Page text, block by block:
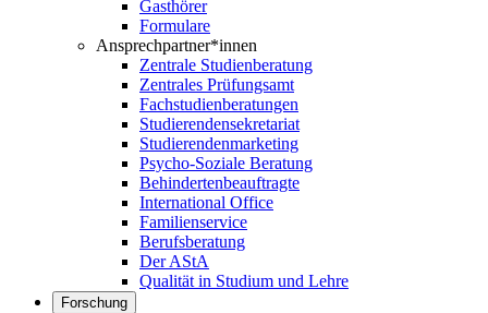
Gasthörer
Formulare
Ansprechpartner*innen
Zentrale Studienberatung
Zentrales Prüfungsamt
Fachstudienberatungen
Studierendensekretariat
Studierendenmarketing
Psycho-Soziale Beratung
Behindertenbeauftragte
International Office
Familienservice
Berufsberatung
Der AStA
Qualität in Studium und Lehre
Forschung